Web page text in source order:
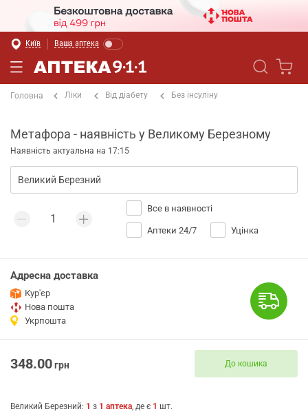
Київ Ваша аптека
Головна Ліки Від діабету Без інсуліну
Метафора - наявність у Великому Березному
Наявність актуальна на 17:15
Все в наявності
Аптеки 24/7 Уцінка
Адресна доставка
Кур'єр
Нова пошта
Укрпошта
348.00грн До кошика
Великий Березний: 1 з 1 аптека, де є 1 шт.